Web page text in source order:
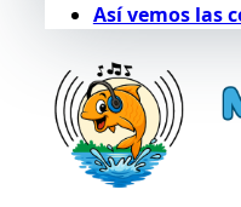
Así vemos las